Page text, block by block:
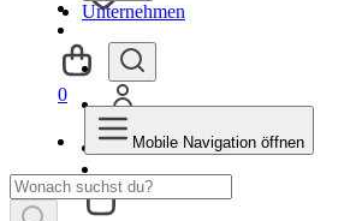
Unternehmen
0
Mobile Navigation öffnen